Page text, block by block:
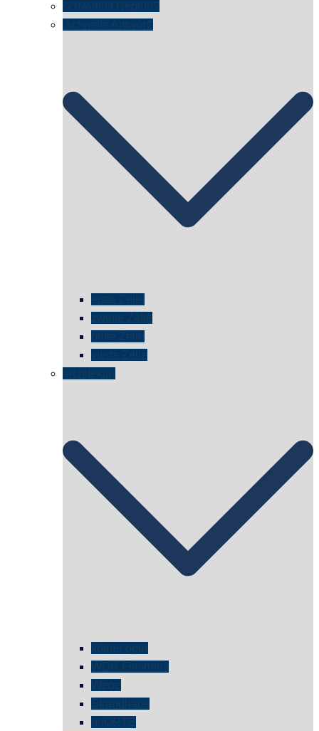
schwimmt Neptun?
„schnelle Antwort“
erste Zelle
zweite Zelle
dritte Zelle
vierte Zelle
architektur
kölner oper
WDR Filmhaus
Wege
Strandhaus
unORTE